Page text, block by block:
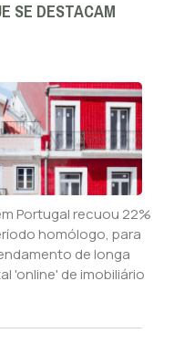
SE DESTACAM
Portugal recuou 22%
homólogo, para
de longa
'online' de imobiliário